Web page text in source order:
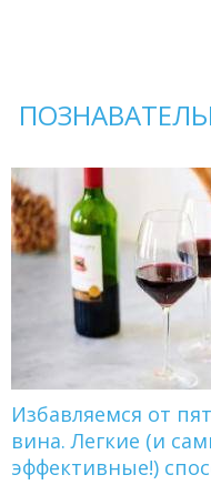
Избавляемся от
вина. Легкие (и
эффективные!)